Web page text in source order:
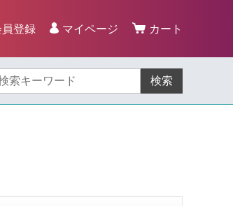
員登録 マイページ カート
検索